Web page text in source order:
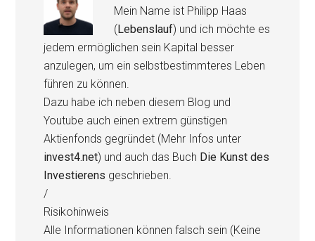
Mein Name ist Philipp Haas
(Lebenslauf) und ich möchte es
jedem ermöglichen sein Kapital besser
anzulegen, um ein selbstbestimmteres Leben
führen zu können.
Dazu habe ich neben diesem Blog und
Youtube auch einen extrem günstigen
Aktienfonds gegründet (Mehr Infos unter
invest4.net) und auch das Buch Die Kunst des
Investierens geschrieben.
/
Risikohinweis
Alle Informationen können falsch sein (Keine